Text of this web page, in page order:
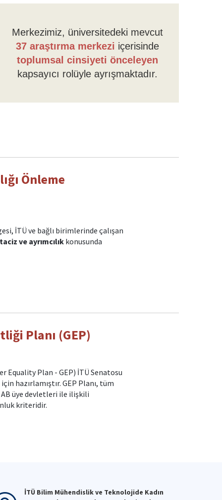
Merkezimiz, üniversitedeki mevcut
37 araştırma merkezi içerisinde
toplumsal cinsiyeti önceleyen
kapsayıcı rolüyle ayrışmaktadır.
Önleme
İTÜ ve bağlı birimlerinde çalışan
ve ayrımcılıkkonusunda
Planı (GEP)
Equality Plan - GEP) İTÜ Senatosu
hazırlamıştır. GEP Planı, tüm
üye devletleri ile ilişkili
kriteridir.
İTÜ Bilim Mühendislik ve Teknolojide Kadın